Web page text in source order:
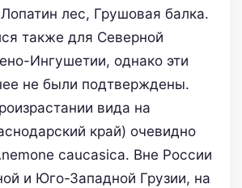
лес, Грушовая балка.
также для Северной
Ингушетии, однако эти
не были подтверждены.
вида на
край) очевидно
caucasica. Вне России
и Юго-Западной Грузии, на